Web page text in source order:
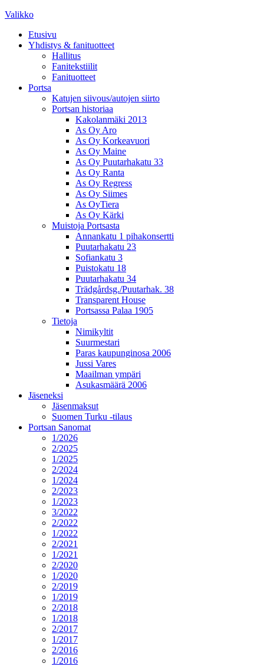
Valikko
Etusivu
Yhdistys & fanituotteet
Hallitus
Fanitekstiilit
Fanituotteet
Portsa
Katujen siivous/autojen siirto
Portsan historiaa
Kakolanmäki 2013
As Oy Aro
As Oy Korkeavuori
As Oy Maine
As Oy Puutarhakatu 33
As Oy Ranta
As Oy Regress
As Oy Siimes
As OyTiera
As Oy Kärki
Muistoja Portsasta
Annankatu 1 pihakonsertti
Puutarhakatu 23
Sofiankatu 3
Puistokatu 18
Puutarhakatu 34
Trädgårdsg./Puutarhak. 38
Transparent House
Portsassa Palaa 1905
Tietoja
Nimikyltit
Suurmestari
Paras kaupunginosa 2006
Jussi Vares
Maailman ympäri
Asukasmäärä 2006
Jäseneksi
Jäsenmaksut
Suomen Turku -tilaus
Portsan Sanomat
1/2026
2/2025
1/2025
2/2024
1/2024
2/2023
1/2023
3/2022
2/2022
1/2022
2/2021
1/2021
2/2020
1/2020
2/2019
1/2019
2/2018
1/2018
2/2017
1/2017
2/2016
1/2016